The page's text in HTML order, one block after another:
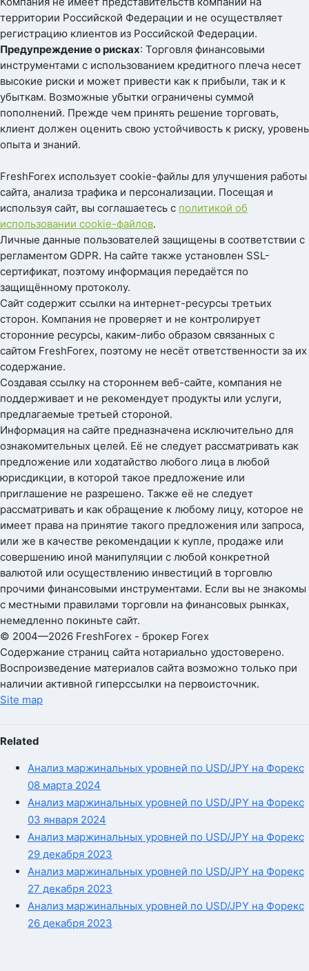
территории Российской Федерации и не осуществляет
регистрацию клиентов из Российской Федерации.
Предупреждение о рисках: Торговля финансовыми
инструментами с использованием кредитного плеча несет
высокие риски и может привести как к прибыли, так и к
убыткам. Возможные убытки ограничены суммой
пополнений. Прежде чем принять решение торговать,
клиент должен оценить свою устойчивость к риску, уровень
опыта и знаний.
FreshForex использует cookie-файлы для улучшения работы
сайта, анализа трафика и персонализации. Посещая и
используя сайт, вы соглашаетесь с политикой об
использовании cookie-файлов.
Личные данные пользователей защищены в соответствии с
регламентом GDPR. На сайте также установлен SSL-
сертификат, поэтому информация передаётся по
защищённому протоколу.
Сайт содержит ссылки на интернет-ресурсы третьих
сторон. Компания не проверяет и не контролирует
сторонние ресурсы, каким-либо образом связанных с
сайтом FreshForex, поэтому не несёт ответственности за их
содержание.
Создавая ссылку на стороннем веб-сайте, компания не
поддерживает и не рекомендует продукты или услуги,
предлагаемые третьей стороной.
Информация на сайте предназначена исключительно для
ознакомительных целей. Её не следует рассматривать как
предложение или ходатайство любого лица в любой
юрисдикции, в которой такое предложение или
приглашение не разрешено. Также её не следует
рассматривать и как обращение к любому лицу, которое не
имеет права на принятие такого предложения или запроса,
или же в качестве рекомендации к купле, продаже или
совершению иной манипуляции с любой конкретной
валютой или осуществлению инвестиций в торговлю
прочими финансовыми инструментами. Если вы не знакомы
с местными правилами торговли на финансовых рынках,
немедленно покиньте сайт.
© 2004—2026 FreshForex - брокер Forex
Содержание страниц сайта нотариально удостоверено.
Воспроизведение материалов сайта возможно только при
наличии активной гиперссылки на первоисточник.
Site map
Related
Анализ маржинальных уровней по USD/JPY на Форекс
08 марта 2024
Анализ маржинальных уровней по USD/JPY на Форекс
03 января 2024
Анализ маржинальных уровней по USD/JPY на Форекс
29 декабря 2023
Анализ маржинальных уровней по USD/JPY на Форекс
27 декабря 2023
Анализ маржинальных уровней по USD/JPY на Форекс
26 декабря 2023